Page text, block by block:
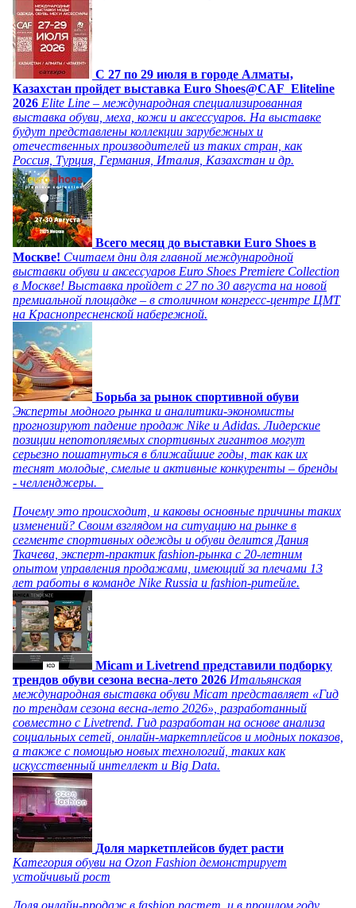
C 27 по 29 июля в городе Алматы,
Казахстан пройдет выставка Euro Shoes@CAF_Eliteline
2026 Elite Line – международная специализированная
выставка обуви, меха, кожи и аксессуаров. На выставке
будут представлены коллекции зарубежных и
отечественных производителей из таких стран, как
Россия, Турция, Германия, Италия, Казахстан и др.
Всего месяц до выставки Euro Shoes в
Москве! Считаем дни для главной международной
выставки обуви и аксессуаров Euro Shoes Premiere Collection
в Москве! Выставка пройдет с 27 по 30 августа на новой
премиальной площадке – в столичном конгресс-центре ЦМТ
на Краснопресненской набережной.
Борьба за рынок спортивной обуви
Эксперты модного рынка и аналитики-экономисты
прогнозируют падение продаж Nike и Adidas. Лидерские
позиции непотопляемых спортивных гигантов могут
серьезно пошатнуться в ближайшие годы, так как их
теснят молодые, смелые и активные конкуренты – бренды
- челленджеры.
Почему это происходит, и каковы основные причины таких
изменений? Своим взглядом на ситуацию на рынке в
сегменте спортивных одежды и обуви делится Дания
Ткачева, эксперт-практик fashion-рынка с 20-летним
опытом управления продажами, имеющий за плечами 13
лет работы в команде Nike Russia и fashion-ритейле.
Micam и Livetrend представили подборку
трендов обуви сезона весна-лето 2026 Итальянская
международная выставка обуви Micam представляет «Гид
по трендам сезона весна-лето 2026», разработанный
совместно с Livetrend. Гид разработан на основе анализа
социальных сетей, онлайн-маркетплейсов и модных показов,
а также с помощью новых технологий, таких как
искусственный интеллект и Big Data.
Доля маркетплейсов будет расти
Категория обуви на Ozon Fashion демонстрирует
устойчивый рост